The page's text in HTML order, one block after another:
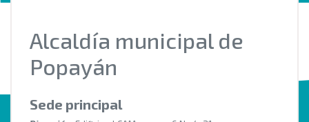
Alcaldía municipal de
Popayán
Sede principal